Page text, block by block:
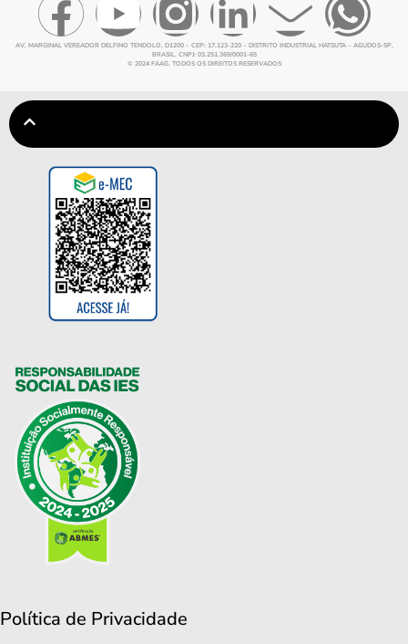
AV. MARGINAL VEREADOR DELFINO TENDOLO, D1200 – CEP: 17.123-220 – DISTRITO INDUSTRIAL HATSUTA – AGUDOS-SP,
BRASIL. CNPJ: 03.251.369/0001-65
© 2024 FAAG. TODOS OS DIREITOS RESERVADOS
Política de Privacidade